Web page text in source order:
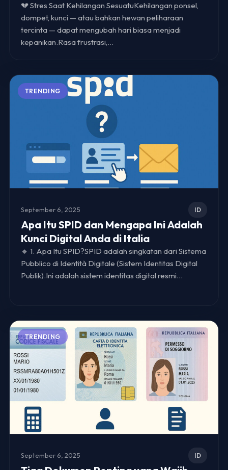
💔 Stres Saat Kehilangan SesuatuKehilangan ponsel,
dompet, kunci — atau bahkan hewan peliharaan
tercinta — dapat mengubah hari biasa menjadi
kepanikan.Rasa frustrasi,…
TRENDING
September 6, 2025 ID
Apa Itu SPID dan Mengapa Ini Adalah
Kunci Digital Anda di Italia
🔹 1. Apa Itu SPID?SPID adalah singkatan dari Sistema
Pubblico di Identità Digitale (Sistem Identitas Digital
Publik).Ini adalah sistem identitas digital resmi…
TRENDING
September 6, 2025 ID